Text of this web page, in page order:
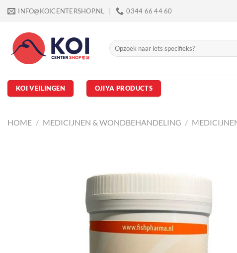
Ga
inhoud
INFO@KOICENTERSHOP.NL 0344 66 44 60
Zoeken
naar:
KOI VEILINGEN OJIYA PRODUCTS
HOME / MEDICIJNEN & WONDBEHANDELING /